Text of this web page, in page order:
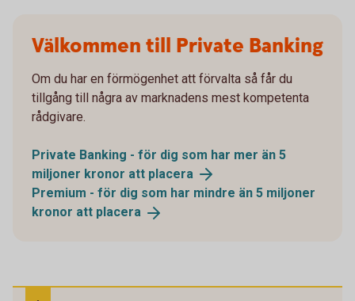
Välkommen till Private Banking
Om du har en förmögenhet att förvalta så får du
tillgång till några av marknadens mest kompetenta
rådgivare.
Private Banking - för dig som har mer än 5
miljoner kronor att placera
Premium - för dig som har mindre än 5 miljoner
kronor att placera